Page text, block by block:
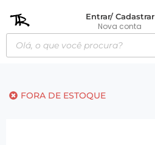
Entrar/ Cadastrar
Nova conta
FORA DE ESTOQUE